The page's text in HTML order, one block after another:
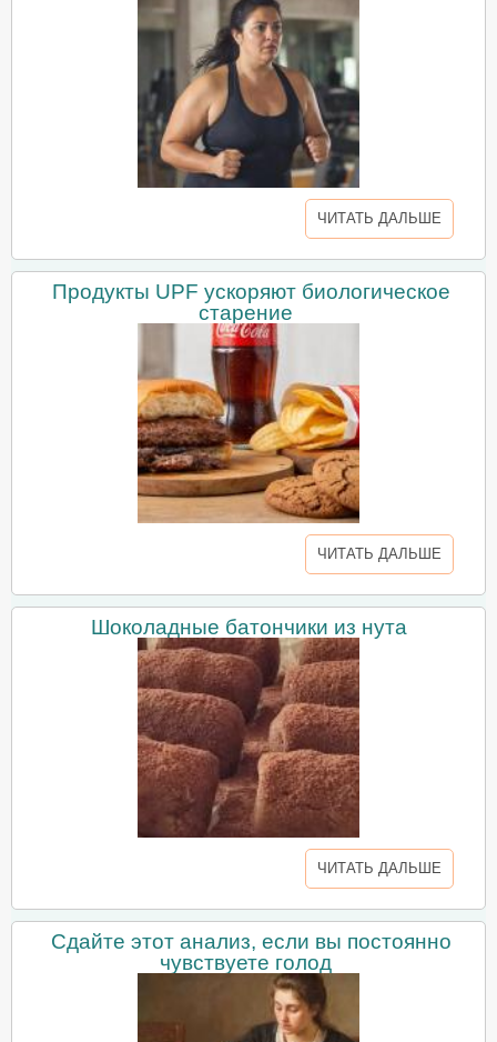
ЧИТАТЬ ДАЛЬШЕ
Продукты UPF ускоряют биологическое
старение
ЧИТАТЬ ДАЛЬШЕ
Шоколадные батончики из нута
ЧИТАТЬ ДАЛЬШЕ
Сдайте этот анализ, если вы постоянно
чувствуете голод